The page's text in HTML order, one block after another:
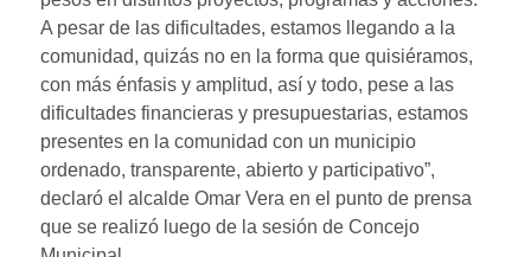
A pesar de las dificultades, estamos llegando a la
comunidad, quizás no en la forma que quisiéramos,
con más énfasis y amplitud, así y todo, pese a las
dificultades financieras y presupuestarias, estamos
presentes en la comunidad con un municipio
ordenado, transparente, abierto y participativo”,
declaró el alcalde Omar Vera en el punto de prensa
que se realizó luego de la sesión de Concejo